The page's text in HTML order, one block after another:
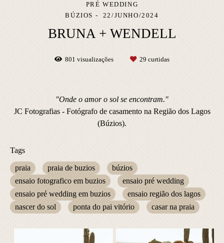
PRÉ WEDDING
BÚZIOS
22/JUNHO/2024
BRUNA + WENDELL
801 visualizações 29 curtidas
"Onde o amor o sol se encontram."
JC Fotografias - Fotógrafo de casamento na Região dos Lagos
(Búzios).
Tags
praia praia de buzios
búzios
ensaio fotografico em buzios
ensaio pré wedding
ensaio pré wedding em buzios
ensaio região dos lagos
nascer do sol
ponta do pai vitório casar na praia